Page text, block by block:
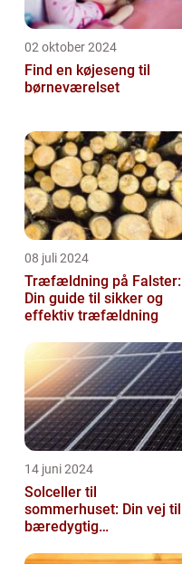
02 oktober 2024
Find en køjeseng til
børneværelset
08 juli 2024
Træfældning på Falster:
Din guide til sikker og
effektiv træfældning
14 juni 2024
Solceller til
sommerhuset: Din vej til
bæredygtig